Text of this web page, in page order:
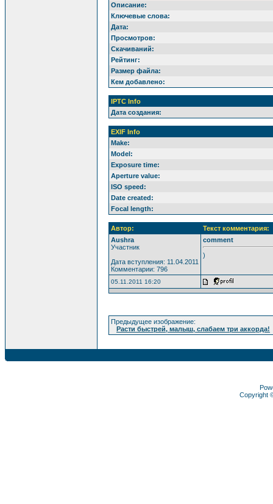
Описание:
Ключевые слова:
Дата:
Просмотров:
Скачиваний:
Рейтинг:
Размер файла:
Кем добавлено:
IPTC Info
Дата создания:
EXIF Info
Make:
Model:
Exposure time:
Aperture value:
ISO speed:
Date created:
Focal length:
Автор:
Текст комментария:
Aushra
Участник
Дата вступления: 11.04.2011
Комментарии: 796
comment
)
05.11.2011 16:20
Предыдущее изображение:
Расти быстрей, малыш, слабаем три аккорда!
Copyright